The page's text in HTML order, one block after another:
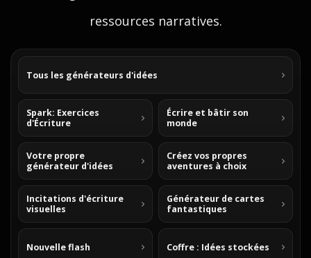
ressources narratives.
Tous les générateurs d'idées
Spark: Exercices
d'Écriture
Écrire et bâtir son
monde
Votre propre
générateur d'idées
Créez vos propres
aventures à choix
Incitations d'écriture
visuelles
Générateur de cartes
fantastiques
Nouvelle flash Coffre : Idées stockées